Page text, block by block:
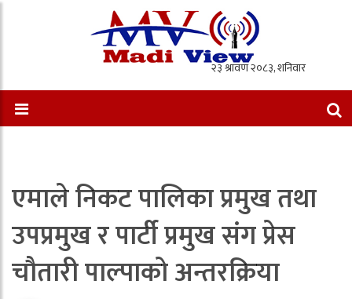
एमाले निकट पालिका प्रमुख तथा
उपप्रमुख र पार्टी प्रमुख संग प्रेस
चौतारी पाल्पाको अन्तरक्रिया